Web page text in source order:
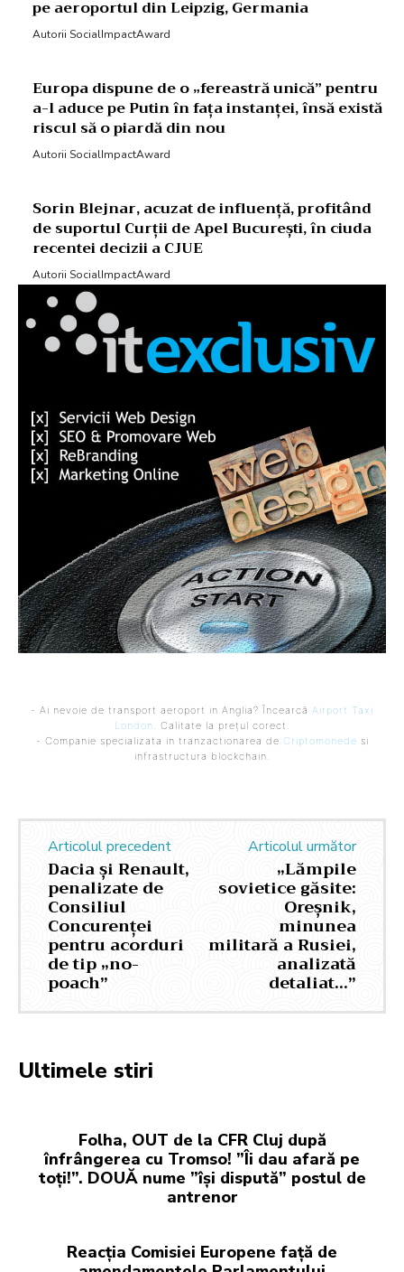
pe aeroportul din Leipzig, Germania
Autorii SocialImpactAward
Europa dispune de o „fereastră unică” pentru
a-l aduce pe Putin în fața instanței, însă există
riscul să o piardă din nou
Autorii SocialImpactAward
Sorin Blejnar, acuzat de influență, profitând
de suportul Curții de Apel București, în ciuda
recentei decizii a CJUE
Autorii SocialImpactAward
- Ai nevoie de transport aeroport in Anglia? Încearcă Airport Taxi
London. Calitate la prețul corect.
- Companie specializata in tranzactionarea de Criptomonede si
infrastructura blockchain.
Articolul precedent
Dacia și Renault,
penalizate de
Consiliul
Concurenței
pentru acorduri
de tip „no-
poach”
Articolul următor
„Lămpile
sovietice găsite:
Oreșnik,
minunea
militară a Rusiei,
analizată
detaliat…”
Ultimele stiri
Folha, OUT de la CFR Cluj după
înfrângerea cu Tromso! ”Îi dau afară pe
toți!”. DOUĂ nume ”își dispută” postul de
antrenor
Reacția Comisiei Europene față de